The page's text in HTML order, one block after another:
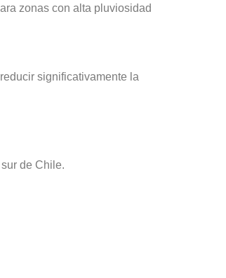
zonas con alta pluviosidad
significativamente la
de Chile.